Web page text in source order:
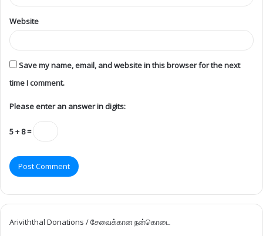
Website
Save my name, email, and website in this browser for the next
time I comment.
Please enter an answer in digits:
5 + 8 =
Ariviththal Donations / சேவைக்கான நன்கொடை